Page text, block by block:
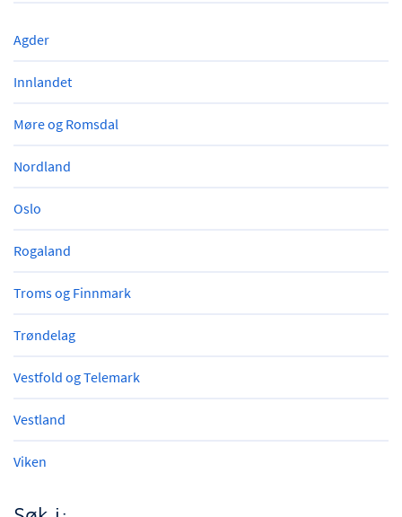
Agder
Innlandet
Møre og Romsdal
Nordland
Oslo
Rogaland
Troms og Finnmark
Trøndelag
Vestfold og Telemark
Vestland
Viken